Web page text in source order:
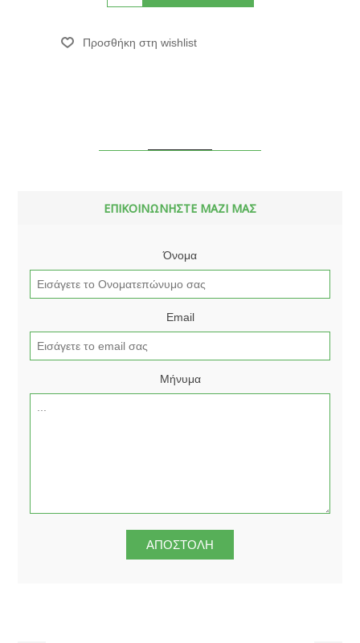
ΕΠΙΚΟΙΝΩΝΗΣΤΕ ΜΑΖΙ ΜΑΣ
Όνομα
Email
Μήνυμα